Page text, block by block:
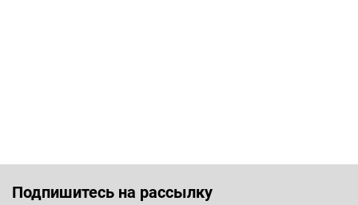
Подпишитесь на рассылку